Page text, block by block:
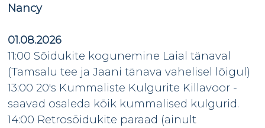
Nancy
01.08.2026
11:00 Sõidukite kogunemine Laial tänaval
(Tamsalu tee ja Jaani tänava vahelisel lõigul)
13:00 20's Kummaliste Kulgurite Killavoor -
saavad osaleda kõik kummalised kulgurid.
14:00 Retrosõidukite paraad (ainult